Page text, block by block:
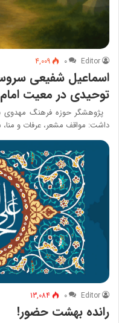
Editor ۰ 4,009
اسماعیل شفیعی
توحیدی در معیت
پژوهشگر حوزه فرهنگ مهدوی
داشت: مواقف مشعر، عرفات و
Editor ۰ 13,084
رانده بهشت‌ حضور!